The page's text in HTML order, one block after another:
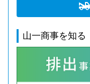
山一商事を知る